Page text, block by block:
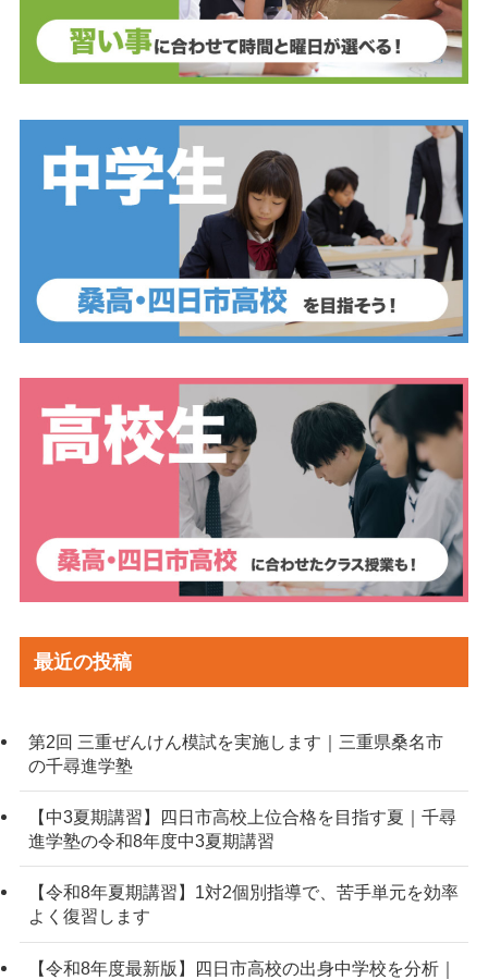
最近の投稿
第2回 三重ぜんけん模試を実施します｜三重県桑名市
の千尋進学塾
【中3夏期講習】四日市高校上位合格を目指す夏｜千尋
進学塾の令和8年度中3夏期講習
【令和8年夏期講習】1対2個別指導で、苦手単元を効率
よく復習します
【令和8年度最新版】四日市高校の出身中学校を分析｜